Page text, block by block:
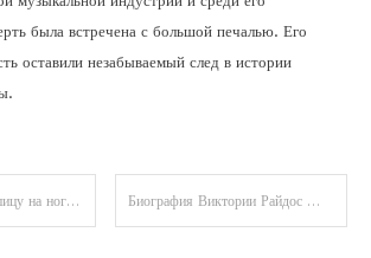
была встречена с большой печалью. Его
оставили незабываемый след в истории
компрессов и теста Биография Виктории Райдос — история жизни и достижения